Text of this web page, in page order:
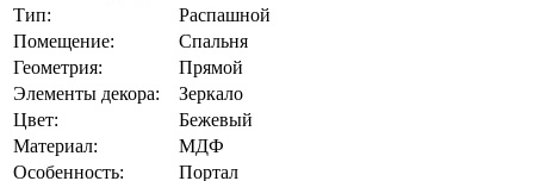
Тип:
Распашной
Помещение:
Спальня
Геометрия:
Прямой
Элементы декора:
Зеркало
Цвет:
Бежевый
Материал:
МДФ
Особенность:
Портал